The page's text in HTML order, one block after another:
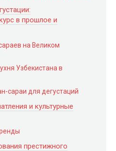
в прошлое и
на Великом
Узбекистана в
сараи для дегустаций
и культурные
престижного